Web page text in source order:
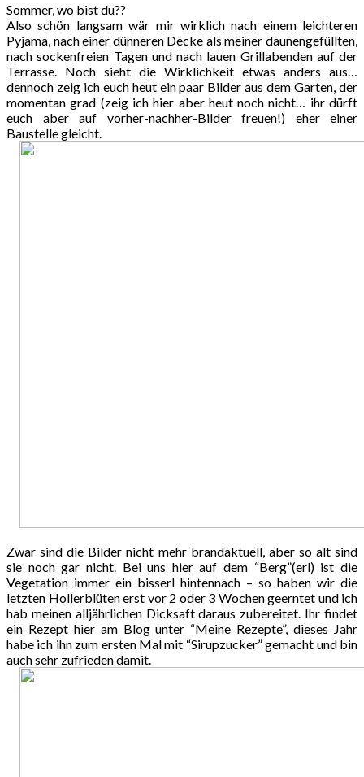
Sommer, wo bist du??
Also schön langsam wär mir wirklich nach einem leichteren
Pyjama, nach einer dünneren Decke als meiner daunengefüllten,
nach sockenfreien Tagen und nach lauen Grillabenden auf der
Terrasse. Noch sieht die Wirklichkeit etwas anders aus…
dennoch zeig ich euch heut ein paar Bilder aus dem Garten, der
momentan grad (zeig ich hier aber heut noch nicht… ihr dürft
euch aber auf vorher-nachher-Bilder freuen!) eher einer
Baustelle gleicht.
Zwar sind die Bilder nicht mehr brandaktuell, aber so alt sind
sie noch gar nicht. Bei uns hier auf dem “Berg”(erl) ist die
Vegetation immer ein bisserl hintennach – so haben wir die
letzten Hollerblüten erst vor 2 oder 3 Wochen geerntet und ich
hab meinen alljährlichen Dicksaft daraus zubereitet. Ihr findet
ein Rezept hier am Blog unter “Meine Rezepte”, dieses Jahr
habe ich ihn zum ersten Mal mit “Sirupzucker” gemacht und bin
auch sehr zufrieden damit.